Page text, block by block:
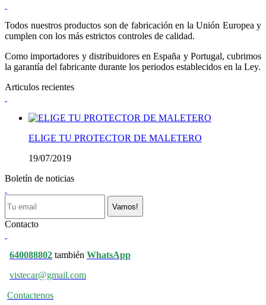
Todos nuestros productos son de fabricación en la Unión Europea y
cumplen con los más estrictos controles de calidad.
Como importadores y distribuidores en España y Portugal, cubrimos
la garantía del fabricante durante los periodos establecidos en la Ley.
Articulos recientes
ELIGE TU PROTECTOR DE MALETERO
19/07/2019
Boletín de noticias
Vamos!
Contacto
640088802 también WhatsApp
vistecar@gmail.com
Contactenos